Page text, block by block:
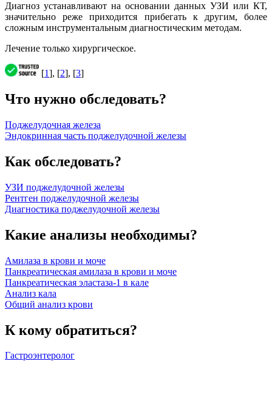
Диагноз устанавливают на основании данных УЗИ или КТ,
значительно реже приходится прибегать к другим, более
сложным инструментальным диагностическим методам.
Лечение только хирургическое.
[1], [2], [3]
Что нужно обследовать?
Поджелудочная железа
Эндокринная часть поджелудочной железы
Как обследовать?
УЗИ поджелудочной железы
Рентген поджелудочной железы
Диагностика поджелудочной железы
Какие анализы необходимы?
Амилаза в крови и моче
Панкреатическая амилаза в крови и моче
Панкреатическая эластаза-1 в кале
Анализ кала
Общий анализ крови
К кому обратиться?
Гастроэнтеролог